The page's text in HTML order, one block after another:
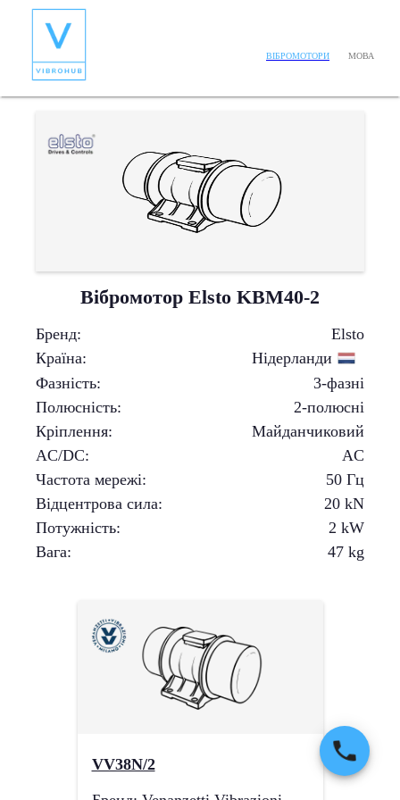
ВІБРОМОТОРИ МОВА
Вібромотор Elsto KBM40-2
Бренд:
Elsto
Країна:
Нідерланди
Фазність:
3-фазні
Полюсність:
2-полюсні
Кріплення:
Майданчиковий
AC/DC:
AC
Частота мережі:
50 Гц
Відцентрова сила: 20 kN
Потужність: 2 kW
Вага: 47 kg
VV38N/2